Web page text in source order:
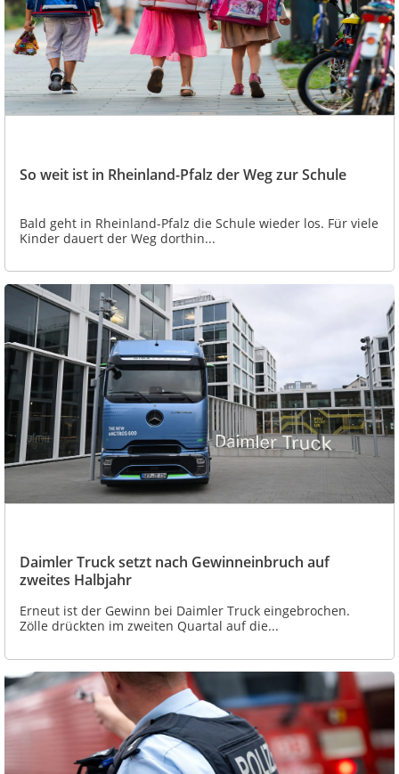
So weit ist in Rheinland-Pfalz der Weg zur Schule
Bald geht in Rheinland-Pfalz die Schule wieder los. Für viele
Kinder dauert der Weg dorthin...
Daimler Truck setzt nach Gewinneinbruch auf
zweites Halbjahr
Erneut ist der Gewinn bei Daimler Truck eingebrochen.
Zölle drückten im zweiten Quartal auf die...